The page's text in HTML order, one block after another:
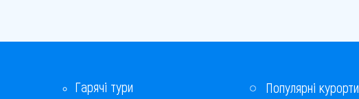
Гарячі тури
Популярні курорти